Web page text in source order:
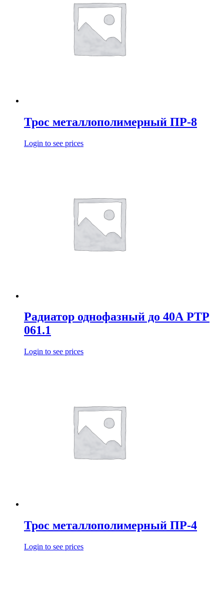
Трос металлополимерный ПР-8
Login to see prices
Радиатор однофазный до 40А РТР
061.1
Login to see prices
Трос металлополимерный ПР-4
Login to see prices